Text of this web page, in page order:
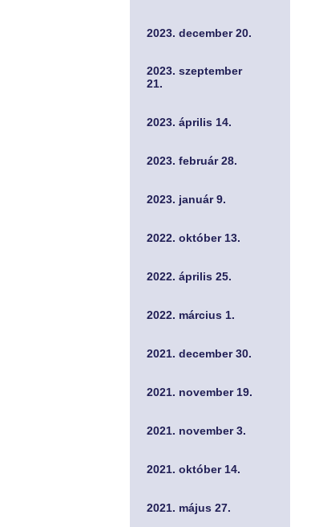
2023. december 20.
2023. szeptember
21.
2023. április 14.
2023. február 28.
2023. január 9.
2022. október 13.
2022. április 25.
2022. március 1.
2021. december 30.
2021. november 19.
2021. november 3.
2021. október 14.
2021. május 27.